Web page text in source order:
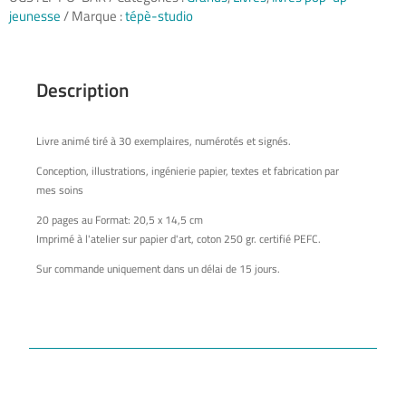
des
jeunesse
Marque :tépè-studio
Description
Livre animé tiré à 30 exemplaires, numérotés et signés.
Conception, illustrations, ingénierie papier, textes et fabrication par
mes soins
20 pages au Format: 20,5 x 14,5 cm
Imprimé à l'atelier sur papier d'art, coton 250 gr. certifié PEFC.
Sur commande uniquement dans un délai de 15 jours.